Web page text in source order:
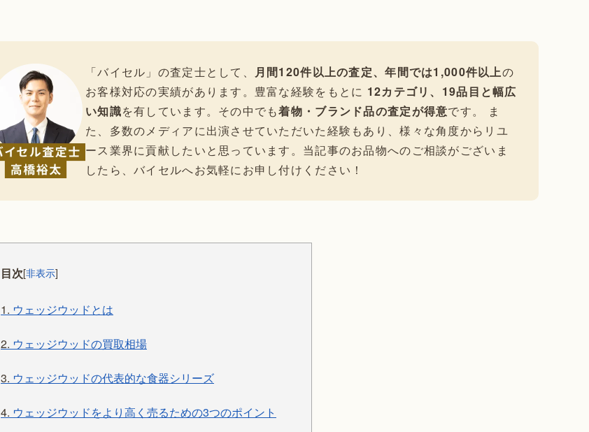
「バイセル」の査定士として、 月間120件以上の査定、年間では1,000件以上の
お客様対応の実績があります。豊富な経験をもとに 12カテゴリ、19品目と幅広
い知識を有しています。その中でも着物・ブランド品の査定が得意です。 ま
た、多数のメディアに出演させていただいた経験もあり、様々な角度からリユ
ース業界に貢献したいと思っています。当記事のお品物へのご相談がございま
したら、バイセルへお気軽にお申し付けください！
目次[非表示]
1. ウェッジウッドとは
2. ウェッジウッドの買取相場
3. ウェッジウッドの代表的な食器シリーズ
4. ウェッジウッドをより高く売るための3つのポイント